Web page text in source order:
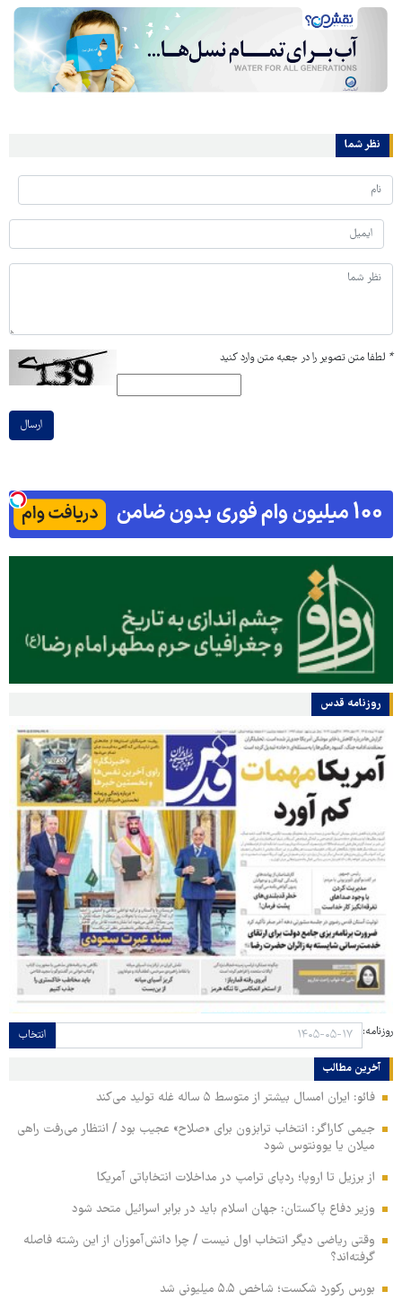
نظر شما
* لطفا متن تصویر را در جعبه متن وارد کنید
ارسال
روزنامه قدس
روزنامه: انتخاب
آخرین مطالب
فائو: ایران امسال بیشتر از متوسط ۵ ساله غله تولید می‌کند
جیمی کاراگر: انتخاب ترابزون برای «صلاح» عجیب بود / انتظار می‌رفت راهی
میلان یا یوونتوس شود
از برزیل تا اروپا؛ ردپای ترامپ در مداخلات انتخاباتی آمریکا
وزیر دفاع پاکستان: جهان اسلام باید در برابر اسرائیل متحد شود
وقتی ریاضی دیگر انتخاب اول نیست / چرا دانش‌آموزان از این رشته فاصله
گرفته‌اند؟
بورس رکورد شکست؛ شاخص ۵.۵ میلیونی شد